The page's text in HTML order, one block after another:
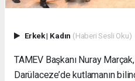
Erkek| Kadın (Haberi Sesli Oku)
TAMEV Başkanı Nuray
Darülaceze’de kutlamanın